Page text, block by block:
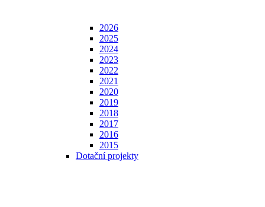
2026
2025
2024
2023
2022
2021
2020
2019
2018
2017
2016
2015
Dotační projekty